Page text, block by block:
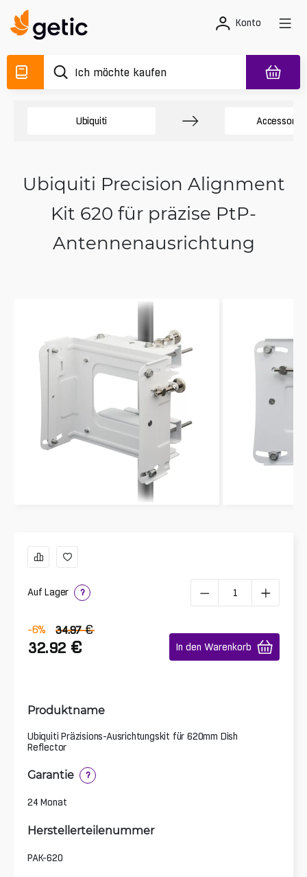
Konto
Ubiquiti Accessory
Ubiquiti Precision Alignment
Kit 620 für präzise PtP-
Antennenausrichtung
Auf Lager ?
-6% 34.97 €
32.92 € In den Warenkorb
Produktname
Ubiquiti Präzisions-Ausrichtungskit für 620mm Dish
Reflector
Garantie ?
24 Monat
Herstellerteilenummer
PAK-620